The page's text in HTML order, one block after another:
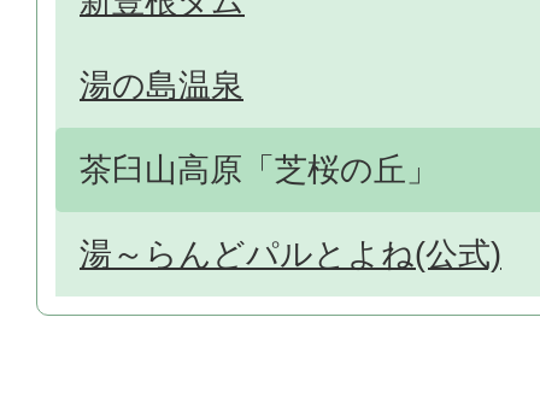
湯の島温泉
茶臼山高原「芝桜の丘」
湯～らんどパルとよね(公式)